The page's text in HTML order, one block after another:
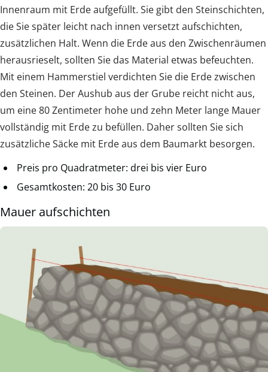
Innenraum mit Erde aufgefüllt. Sie gibt den Steinschichten,
die Sie später leicht nach innen versetzt aufschichten,
zusätzlichen Halt. Wenn die Erde aus den Zwischenräumen
herausrieselt, sollten Sie das Material etwas befeuchten.
Mit einem Hammerstiel verdichten Sie die Erde zwischen
den Steinen. Der Aushub aus der Grube reicht nicht aus,
um eine 80 Zentimeter hohe und zehn Meter lange Mauer
vollständig mit Erde zu befüllen. Daher sollten Sie sich
zusätzliche Säcke mit Erde aus dem Baumarkt besorgen.
Preis pro Quadratmeter: drei bis vier Euro
Gesamtkosten: 20 bis 30 Euro
Mauer aufschichten